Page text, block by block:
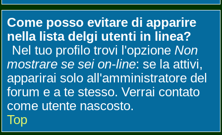
Come posso evitare di apparire
nella lista delgi utenti in linea?
Nel tuo profilo trovi l'opzione Non
mostrare se sei on-line: se la attivi,
apparirai solo all'amministratore del
forum e a te stesso. Verrai contato
come utente nascosto.
Top